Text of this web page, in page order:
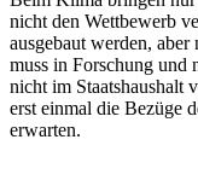
nicht den Wettbewerb
ausgebaut werden,
muss in Forschung und
nicht im Staatshaushalt
erst einmal die Bezüge
erwarten.